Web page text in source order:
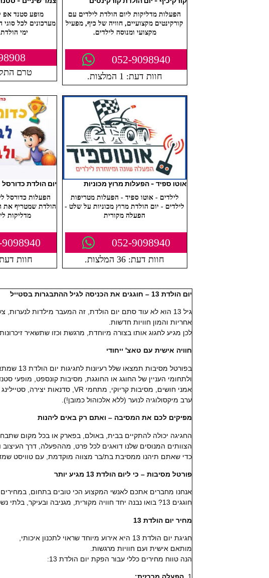
הפעלות מדליקות ליום הולדת לילדים עם
קורקינטים מקצועיים, חוויה של כיף, מפעיל
מקצועי ומנוסה לילדים.
052-9098940
חוות דעת: 1 המלצות.
מופע סטנד אפ
מערכונים לכל סוגי
ימי
טרם
אוטו ספיד - הפעלות מרוץ מכוניות
לילדים - אוטו ספיד - הפעלות מטריפות
לילדים - יום הולדת מרוץ מכוניות על שלט -
הפעלה מקורית
052-9098940
חוות דעת: 36 המלצות.
יום הולדת
הפעלות כדורסל
הולדת שמטריף את
מדליקות
חוות דעת: 4
יום הולדת 13 – חוגגים את הכניסה לגיל ההתבגרות בסטייל
גיל 13 הוא לא עוד סתם יום הולדת, זה המעבר מילדות לנערות, צעד ראשון בעולם של בגרות,
אחריות והמון חוויות חדשות.
לכן מגיע לחגוג אותו בצורה מיוחדת, מרגשת וכזו שתשאיר
חוויה אישית עם טאצ' ייחודי
בפורטל מסיבות תמצאו שלל רעיונות לחגיגות יום הולדת 13 שמתאימים בדיוק לסגנון
ולתחומי העניין של החוגג או החוגגת, מסיבות קונספט, מופעי
אמני חושים, מסיבות קריוקי, מתחמי VR, סדנאות יצירה, סטיילינג ואפילו
ערב מיקסולוגיה לנוער (ללא אלכוהול כמובן!).
מפיקים לכם את המסיבה – ואתם רק באים ליהנות
החגיגה יכולה להתקיים בבית, באולם, בפארק או בכל מקום
הצוותים המנוסים שלנו דואגים לכל פרט, מההפעלה, דרך העיצוב
כדי שאתם תיהנו ממסיבת בת/בר מצווה מוקדמת, עם טוויסט
פורטל מסיבות – כי ליום הולדת 13 מגיע יותר
אנחנו מחברים אתכם לאנשי המקצוע הכי טובים בתחום,
חוגגים 13? בואו נבנה יחד חוויה מקורית, מגניבה ובעיקר, בלתי נשכחת.
מחיר יום הולדת 13
חגיגת יום הולדת 13 היא אירוע מיוחד שראוי לתכנון איכותי,
מותאם אישית ועם חוויות מרגשות.
הנה טווח מחירים כללי עבור הפקת יום הולדת 13: